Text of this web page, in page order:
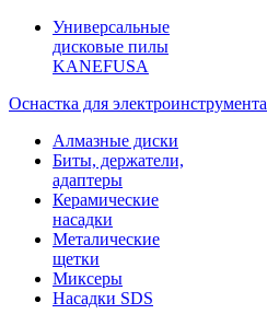
Универсальные
дисковые пилы
KANEFUSA
Оснастка для электроинструмента
Алмазные диски
Биты, держатели,
адаптеры
Керамические
насадки
Металические
щетки
Миксеры
Насадки SDS